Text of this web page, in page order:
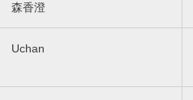
森香澄
Uchan